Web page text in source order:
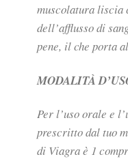
muscolatura liscia
dell’afflusso di
pene, il che porta
MODALITÀ
Per l’uso orale e
prescritto dal tuo
di Viagra è 1